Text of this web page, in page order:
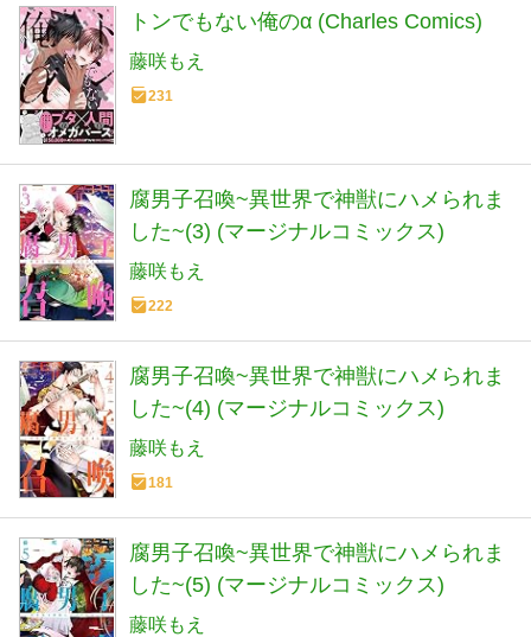
トンでもない俺のα (Charles Comics)
藤咲もえ
231
腐男子召喚~異世界で神獣にハメられま
した~(3) (マージナルコミックス)
藤咲もえ
222
腐男子召喚~異世界で神獣にハメられま
した~(4) (マージナルコミックス)
藤咲もえ
181
腐男子召喚~異世界で神獣にハメられま
した~(5) (マージナルコミックス)
藤咲もえ